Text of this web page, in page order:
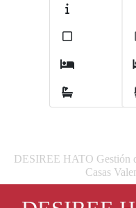
DESIREE HATO Gestión
Casas